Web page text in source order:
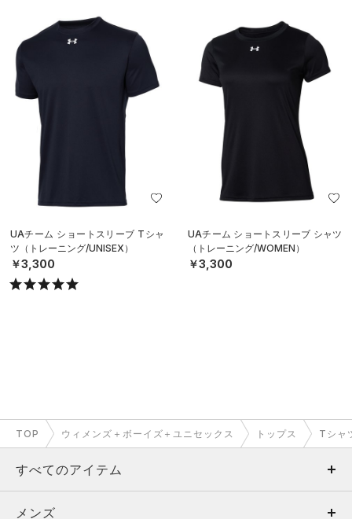
UAチーム ショートスリーブ Tシャ
ツ（トレーニング/UNISEX）
￥3,300
UAチーム ショートスリーブ シャツ
（トレーニング/WOMEN）
￥3,300
TOP ウィメンズ＋ボーイズ＋ユニセックス トップス Tシャ
すべてのアイテム
メンズ
メンズ